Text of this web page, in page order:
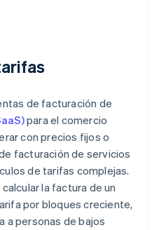
de facturación de
para el comercio
con precios fijos o
facturación de servicios
de tarifas complejas.
la factura de un
por bloques creciente,
a personas de bajos